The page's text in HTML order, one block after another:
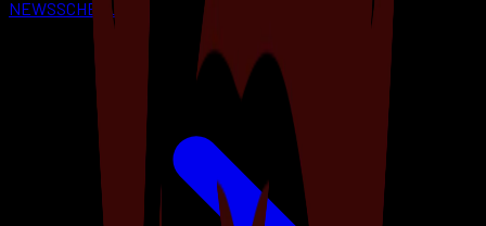
NEWSSCHEDULE